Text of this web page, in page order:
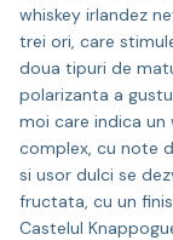
whiskey irlandez
trei ori, care
doua tipuri de
polarizanta a
moi care indica un
complex, cu note
si usor dulci se
fructata, cu un
Castelul